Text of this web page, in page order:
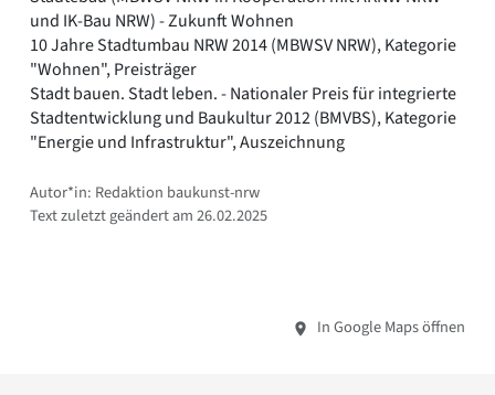
und IK-Bau NRW) - Zukunft Wohnen
10 Jahre Stadtumbau NRW 2014 (MBWSV NRW), Kategorie
"Wohnen", Preisträger
Stadt bauen. Stadt leben. - Nationaler Preis für integrierte
Stadtentwicklung und Baukultur 2012 (BMVBS), Kategorie
"Energie und Infrastruktur", Auszeichnung
Autor*in: Redaktion baukunst-nrw
Text zuletzt geändert am 26.02.2025
In Google Maps öffnen